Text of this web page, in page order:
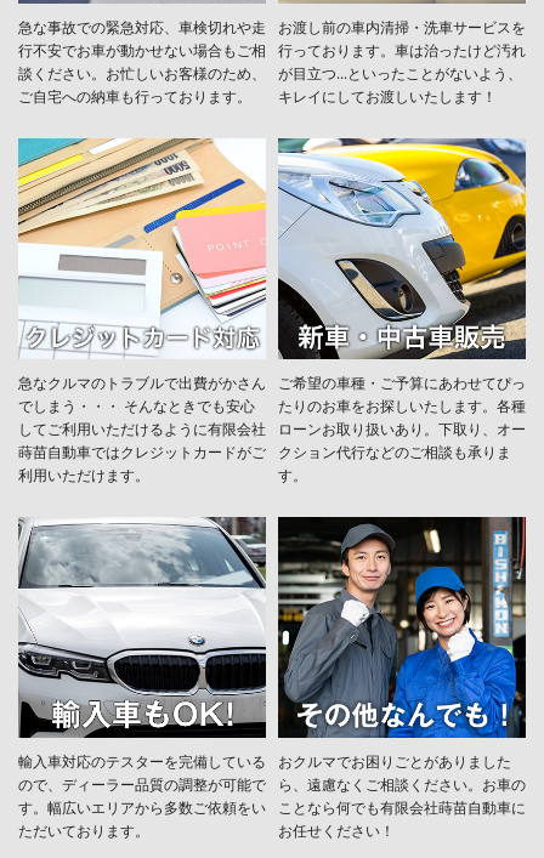
急な事故での緊急対応、車検切れや走
行不安でお車が動かせない場合もご相
談ください。お忙しいお客様のため、
ご自宅への納車も行っております。
お渡し前の車内清掃・洗車サービスを
行っております。車は治ったけど汚れ
が目立つ...といったことがないよう、
キレイにしてお渡しいたします！
急なクルマのトラブルで出費がかさん
でしまう・・・ そんなときでも安心
してご利用いただけるように有限会社
蒔苗自動車ではクレジットカードがご
利用いただけます。
ご希望の車種・ご予算にあわせてぴっ
たりのお車をお探しいたします。各種
ローンお取り扱いあり。下取り、オー
クション代行などのご相談も承りま
す。
輸入車対応のテスターを完備している
ので、ディーラー品質の調整が可能で
す。幅広いエリアから多数ご依頼をい
ただいております。
おクルマでお困りごとがありました
ら、遠慮なくご相談ください。お車の
ことなら何でも有限会社蒔苗自動車に
お任せください！